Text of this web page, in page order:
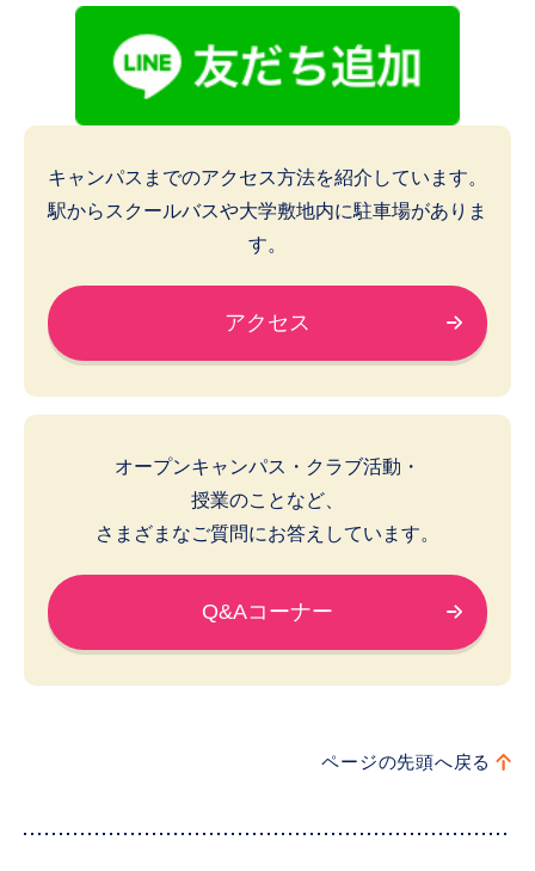
キャンパスまでのアクセス方法を紹介しています。
駅からスクールバスや大学敷地内に駐車場がありま
す。
アクセス
オープンキャンパス・クラブ活動・
授業のことなど、
さまざまなご質問にお答えしています。
Q&Aコーナー
ページの先頭へ戻る